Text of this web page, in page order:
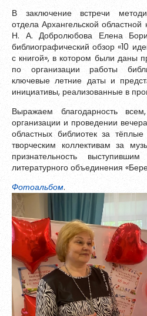
В заключение встречи
отдела Архангельской
Н. А. Добролюбова Елена
библиографический обзор «10
с книгой», в котором были даны
по организации работы
ключевые летние даты и
инициативы, реализованные в
Выражаем благодарность
организации и проведении
областных библиотек за
творческим коллективам за
признательность
литературного объединения
Фотоальбом.